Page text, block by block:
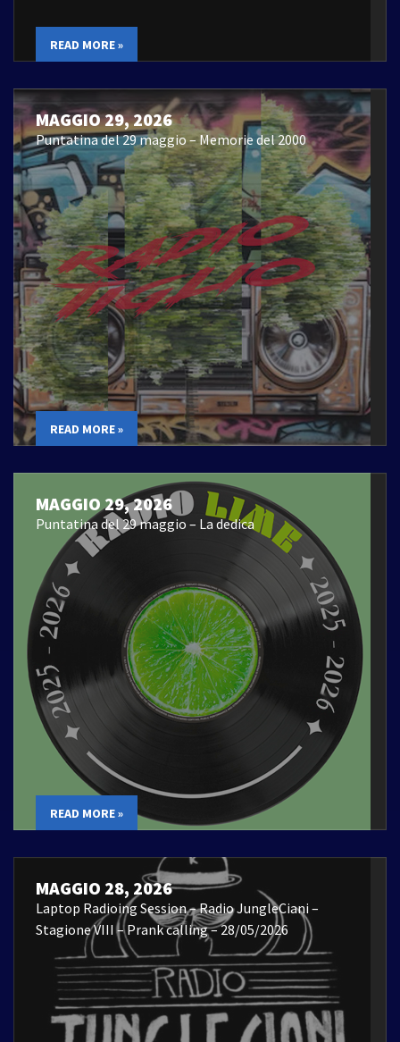
READ MORE »
MAGGIO 29, 2026
Puntatina del 29 maggio – Memorie del 2000
READ MORE »
MAGGIO 29, 2026
Puntatina del 29 maggio – La dedica
READ MORE »
MAGGIO 28, 2026
Laptop Radioing Session – Radio JungleCiani –
Stagione VIII – Prank calling – 28/05/2026